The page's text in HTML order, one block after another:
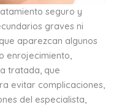
seguro y
graves ni
aparezcan algunos
enrojecimiento,
tratada, que
evitar complicaciones,
del especialista,